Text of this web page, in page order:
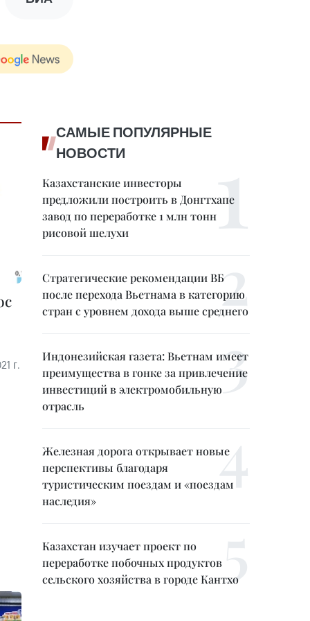
г.
САМЫЕ ПОПУЛЯРНЫЕ
НОВОСТИ
Казахстанские инвесторы
предложили построить в Донгтхапе
завод по переработке 1 млн тонн
рисовой шелухи
Стратегические рекомендации ВБ
после перехода Вьетнама в категорию
стран с уровнем дохода выше среднего
Индонезийская газета: Вьетнам имеет
преимущества в гонке за привлечение
инвестиций в электромобильную
отрасль
Железная дорога открывает новые
перспективы благодаря
туристическим поездам и «поездам
наследия»
Казахстан изучает проект по
переработке побочных продуктов
сельского хозяйства в городе Кантхо